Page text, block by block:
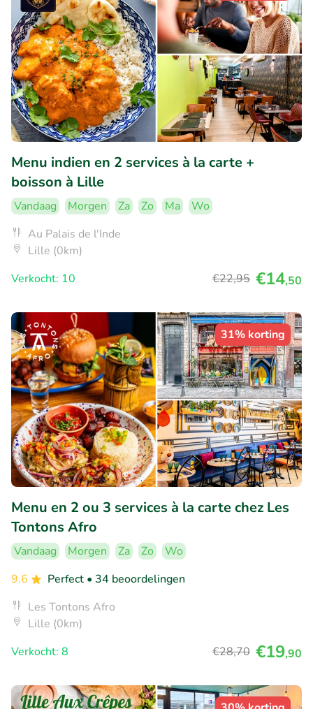
Menu indien en 2 services à la carte +
boisson à Lille
Vandaag Morgen Za Zo Ma
Wo
Au Palais de l'Inde
Lille (0km)
Verkocht: 10
€22,95 €14,50
31% korting
Menu en 2 ou 3 services à la carte chez Les
Tontons Afro
Vandaag Morgen Za Zo
Wo
9.6
Perfect • 34 beoordelingen
Les Tontons Afro
Lille (0km)
Verkocht: 8
€28,70 €19,90